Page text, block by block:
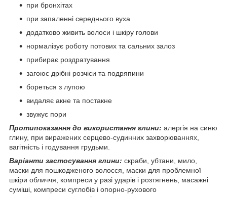
при бронхітах
при запаленні середнього вуха
додатково живить волоси і шкіру голови
нормалізує роботу потових та сальних залоз
прибирає роздратування
загоює дрібні розчіси та подряпини
бореться з лупою
видаляє акне та постакне
звужує пори
Протипоказання до використання глини: алергія на синю
глину, при виражених серцево-судинних захворюваннях,
вагітність і годування грудьми.
Варіанти застосування глини: скраби, убтани, мило,
маски для пошкодженого волосся, маски для проблемної
шкіри обличчя, компреси у разі ударів і розтягнень, масажні
суміші, компреси суглобів і опорно-рухового